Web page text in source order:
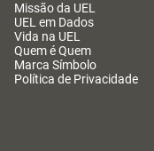
Missão da UEL
UEL em Dados
Vida na UEL
Quem é Quem
Marca Símbolo
Política de Privacidade